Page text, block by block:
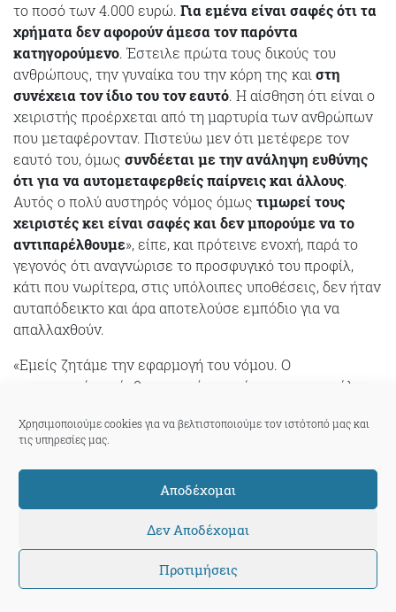
Χρησιμοποιούμε cookies για να βελτιστοποιούμε τον ιστότοπό μας και
τις υπηρεσίες μας.
Αποδέχομαι
Δεν Αποδέχομαι
Προτιμήσεις
το ποσό των 4.000 ευρώ. Για εμένα είναι σαφές ότι τα
χρήματα δεν αφορούν άμεσα τον παρόντα
κατηγορούμενο. Έστειλε πρώτα τους δικούς του
ανθρώπους, την γυναίκα του την κόρη της καιστη
συνέχεια τον ίδιο του τον εαυτό. Η αίσθηση ότι είναι ο
χειριστής προέρχεται από τη μαρτυρία των ανθρώπων
που μεταφέρονταν. Πιστεύω μεν ότι μετέφερε τον
εαυτό του, όμως συνδέεται με την ανάληψη ευθύνης
ότι για να αυτομεταφερθείς παίρνεις και άλλους.
Αυτός ο πολύ αυστηρός νόμος όμως τιμωρεί τους
χειριστές κει είναι σαφές και δεν μπορούμε να το
αντιπαρέλθουμε», είπε, και πρότεινε ενοχή, παρά το
γεγονός ότι αναγνώρισε το προσφυγικό του προφίλ,
κάτι που νωρίτερα, στις υπόλοιπες υποθέσεις, δεν ήταν
αυταπόδεικτο και άρα αποτελούσε εμπόδιο για να
απαλλαχθούν.
«Εμείς ζητάμε την εφαρμογή του νόμου. Ο
συγκεκριμένος άνθρωπος είναι πρόσφυγας, και μάλιστα
ότι είναι οι πρόσφυγες.Ότι δήθεν δε νοιάζονται για τα
παιδιά τους, και άλλα
μεγαλώνει το παιδί σαν δικό του. Πλήρωσε για εκείνες,
προσπάθησε δύο μήνες να μαζέψει τα χρήματα για τον
εαυτό του, δεν τα καταφέρνει και προχωρά σε αυτή την
πράξη. Η γυναίκα του είχε διαβατήριο από τον Ιούλιο.
Όμως δεν έφυγε. Έμεινε εδώ και τον περίμενε, γιατί
είναι πρόσφυγες», είπε.